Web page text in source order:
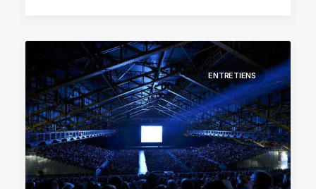
ENTRETIENS